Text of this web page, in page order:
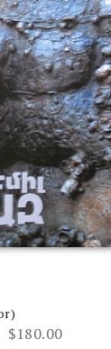
$180.00